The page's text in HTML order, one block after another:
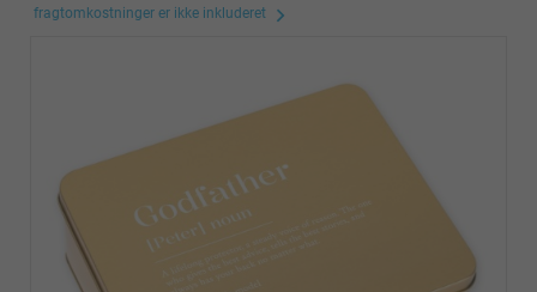
fragtomkostninger er ikke inkluderet